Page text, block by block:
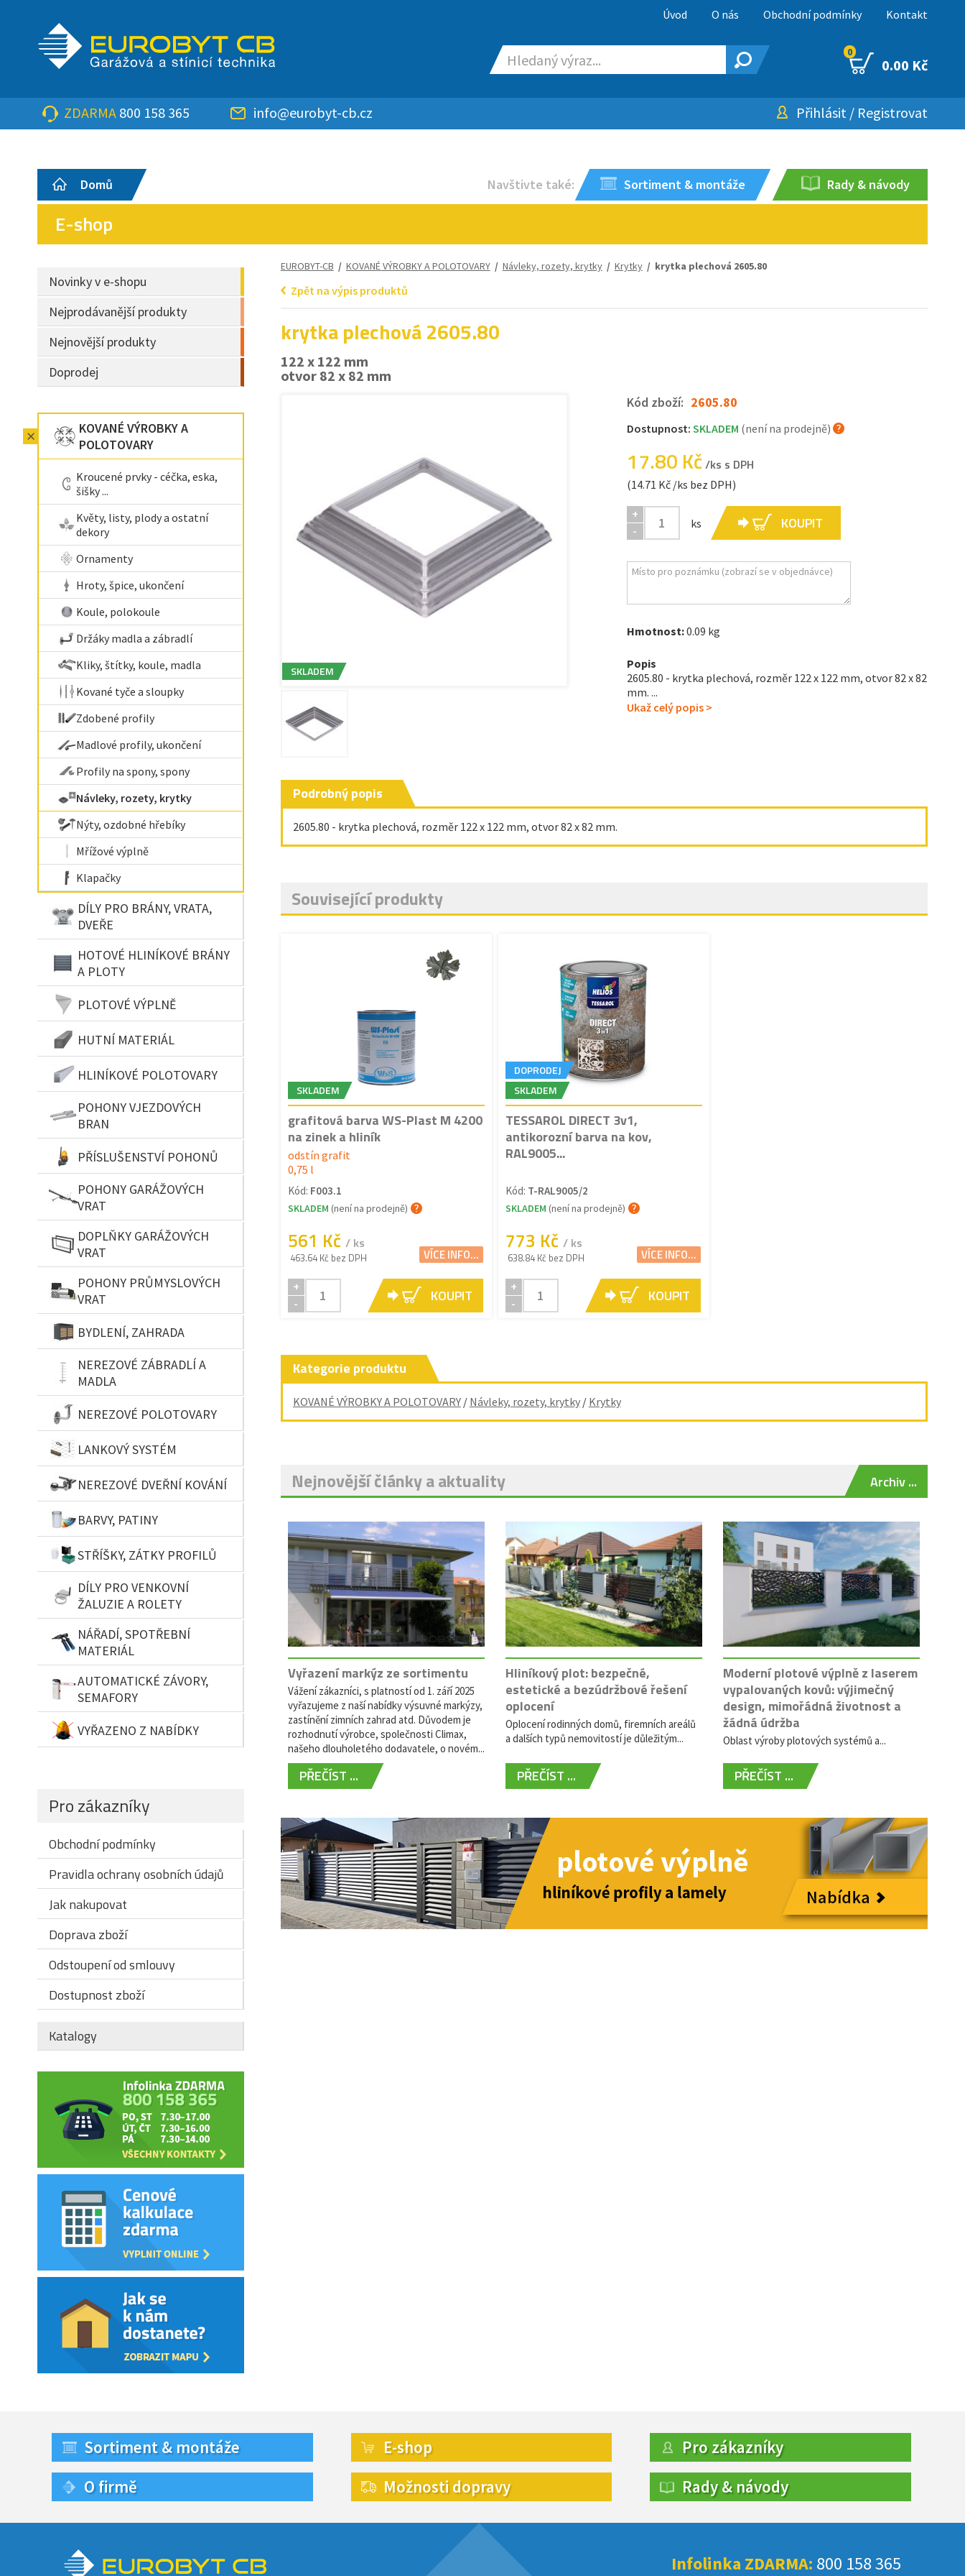
Úvod O nás Obchodní podmínky Kontakt
0
0.00 Kč
ZDARMA 800 158 365 info@eurobyt-cb.cz Přihlásit / Registrovat
Domů Navštivte také: Sortiment & montáže Rady & návody
E-shop
Novinky v e-shopu
Nejprodávanější produkty
Nejnovější produkty
Doprodej
KOVANÉ VÝROBKY A
POLOTOVARY
Kroucené prvky - céčka, eska,
šišky ...
Květy, listy, plody a ostatní
dekory
Ornamenty
Hroty, špice, ukončení
Koule, polokoule
Držáky madla a zábradlí
Kliky, štítky, koule, madla
Kované tyče a sloupky
Zdobené profily
Madlové profily, ukončení
Profily na spony, spony
Návleky, rozety, krytky
Nýty, ozdobné hřebíky
Mřížové výplně
Klapačky
DÍLY PRO BRÁNY, VRATA,
DVEŘE
HOTOVÉ HLINÍKOVÉ BRÁNY
A PLOTY
PLOTOVÉ VÝPLNĚ
HUTNÍ MATERIÁL
HLINÍKOVÉ POLOTOVARY
POHONY VJEZDOVÝCH
BRAN
PŘÍSLUŠENSTVÍ POHONŮ
POHONY GARÁŽOVÝCH
VRAT
DOPLŇKY GARÁŽOVÝCH
VRAT
POHONY PRŮMYSLOVÝCH
VRAT
BYDLENÍ, ZAHRADA
NEREZOVÉ ZÁBRADLÍ A
MADLA
NEREZOVÉ POLOTOVARY
LANKOVÝ SYSTÉM
NEREZOVÉ DVEŘNÍ KOVÁNÍ
BARVY, PATINY
STŘÍŠKY, ZÁTKY PROFILŮ
DÍLY PRO VENKOVNÍ
ŽALUZIE A ROLETY
NÁŘADÍ, SPOTŘEBNÍ
MATERIÁL
AUTOMATICKÉ ZÁVORY,
SEMAFORY
VYŘAZENO Z NABÍDKY
Pro zákazníky
Obchodní podmínky
Pravidla ochrany osobních údajů
Jak nakupovat
Doprava zboží
Odstoupení od smlouvy
Dostupnost zboží
Katalogy
EUROBYT-CB / KOVANÉ VÝROBKY A POLOTOVARY/ Návleky, rozety, krytky/ Krytky/ krytka plechová 2605.80
Zpět na výpis produktů
krytka plechová 2605.80
122 x 122 mm
otvor 82 x 82 mm
SKLADEM
Kód zboží: 2605.80
Dostupnost: SKLADEM (není na prodejně)
17.80 Kč/ks s DPH
(14.71 Kč /ks bez DPH)
+
-
ks KOUPIT
Hmotnost:0.09 kg
Popis
2605.80 - krytka plechová, rozměr 122 x 122 mm, otvor 82 x 82
mm. ...
Ukaž celý popis >
Podrobný popis
2605.80 - krytka plechová, rozměr 122 x 122 mm, otvor 82 x 82 mm.
Související produkty
SKLADEM
grafitová barva WS-Plast M 4200
na zinek a hliník
odstín grafit
0,75 l
Kód: F003.1
SKLADEM (není na prodejně)
561 Kč / ks
463.64 Kč bez DPH VÍCE INFO...
+
-
KOUPIT
DOPRODEJ
SKLADEM
TESSAROL DIRECT 3v1,
antikorozní barva na kov,
RAL9005...
Kód: T-RAL9005/2
SKLADEM (není na prodejně)
773 Kč / ks
638.84 Kč bez DPH VÍCE INFO...
+
-
KOUPIT
Kategorie produktu
KOVANÉ VÝROBKY A POLOTOVARY/ Návleky, rozety, krytky/ Krytky
Nejnovější články a aktuality
Vyřazení markýz ze sortimentu
Vážení zákazníci, s platností od 1. září 2025
vyřazujeme z naší nabídky výsuvné markýzy,
zastínění zimních zahrad atd. Důvodem je
rozhodnutí výrobce, společnosti Climax,
našeho dlouholetého dodavatele, o novém...
PŘEČÍST ...
Hliníkový plot: bezpečné,
estetické a bezúdržbové řešení
oplocení
Oplocení rodinných domů, firemních areálů
a dalších typů nemovitostí je důležitým...
PŘEČÍST ...
Moderní plotové výplně z laserem
vypalovaných kovů: výjimečný
design, mimořádná životnost a
žádná údržba
Oblast výroby plotových systémů a...
PŘEČÍST ...
Archiv ...
Sortiment & montáže
O firmě
E-shop
Možnosti dopravy
Pro zákazníky
Rady & návody
Infolinka ZDARMA: 800 158 365